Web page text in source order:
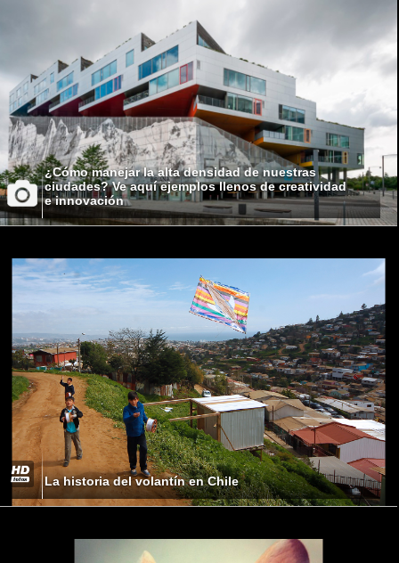
¿Cómo manejar la alta densidad de nuestras
ciudades? Ve aquí ejemplos llenos de creatividad
e innovación
La historia del volantín en Chile